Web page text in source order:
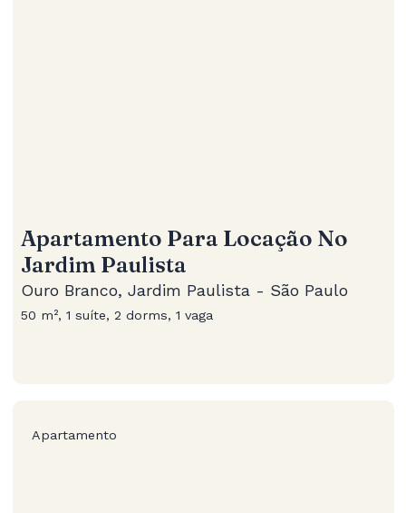
Apartamento Para Locação No
Jardim Paulista
Ouro Branco, Jardim Paulista - São Paulo
50 m², 1 suíte, 2 dorms, 1 vaga
Apartamento